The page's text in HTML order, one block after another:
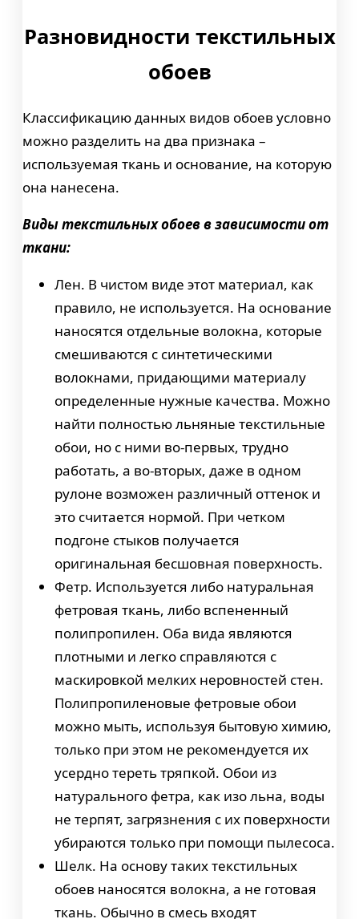
Разновидности текстильных
обоев
Классификацию данных видов обоев условно
можно разделить на два признака –
используемая ткань и основание, на которую
она нанесена.
Виды текстильных обоев в зависимости от
ткани:
Лен. В чистом виде этот материал, как
правило, не используется. На основание
наносятся отдельные волокна, которые
смешиваются с синтетическими
волокнами, придающими материалу
определенные нужные качества. Можно
найти полностью льняные текстильные
обои, но с ними во-первых, трудно
работать, а во-вторых, даже в одном
рулоне возможен различный оттенок и
это считается нормой. При четком
подгоне стыков получается
оригинальная бесшовная поверхность.
Фетр. Используется либо натуральная
фетровая ткань, либо вспененный
полипропилен. Оба вида являются
плотными и легко справляются с
маскировкой мелких неровностей стен.
Полипропиленовые фетровые обои
можно мыть, используя бытовую химию,
только при этом не рекомендуется их
усердно тереть тряпкой. Обои из
натурального фетра, как изо льна, воды
не терпят, загрязнения с их поверхности
убираются только при помощи пылесоса.
Шелк. На основу таких текстильных
обоев наносятся волокна, а не готовая
ткань. Обычно в смесь входят